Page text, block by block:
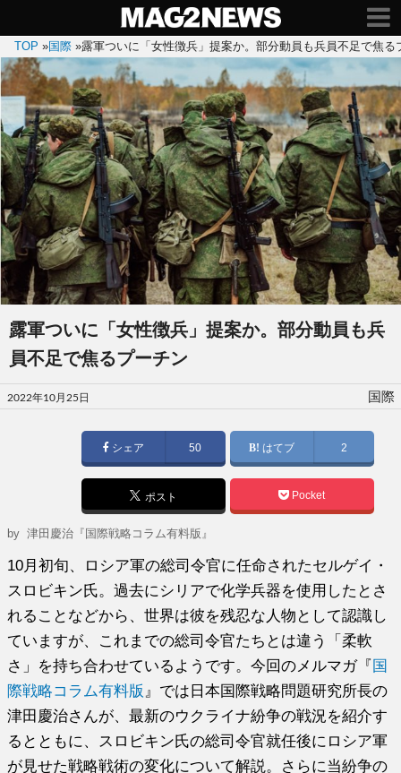
TOP »国際 »露軍ついに「女性徴兵」提案か。部分動員も兵員不足で焦る
露軍ついに「女性徴兵」提案か。部分動員も兵
員不足で焦るプーチン
投
稿
2022年10月25日 国際
シェア 50 はてブ 2
ポスト Pocket
by津田慶治『国際戦略コラム有料版』
10月初旬、ロシア軍の総司令官に任命されたセルゲイ・
スロビキン氏。過去にシリアで化学兵器を使用したとさ
れることなどから、世界は彼を残忍な人物として認識し
ていますが、これまでの総司令官たちとは違う「柔軟
さ」を持ち合わせているようです。今回のメルマガ『 国
際戦略コラム有料版 』では日本国際戦略問題研究所長の
津田慶治さんが、最新のウクライナ紛争の戦況を紹介す
るとともに、スロビキン氏の総司令官就任後にロシア軍
が見せた戦略戦術の変化について解説。さらに当紛争の